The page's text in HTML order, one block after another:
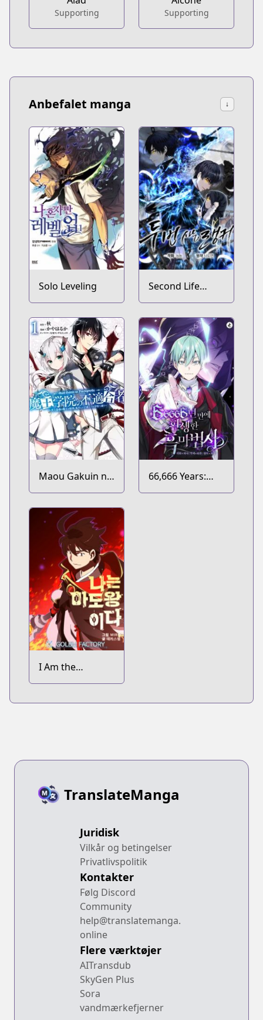
Supporting Supporting
Anbefalet manga ↓
Solo Leveling
Second Life
Ranker
Maou Gakuin no
Futekigousha:
Shijou Saikyou
no Maou no
Shiso, Tensei
shite Shison-
tachi no Gakkou
e Kayou
66,666 Years:
Advent of the
I Am the
Sorcerer King
TranslateManga
Juridisk
Vilkår og betingelser
Privatlivspolitik
Kontakter
Følg Discord
Community
help@translatemanga.
online
Flere værktøjer
AITransdub
SkyGen Plus
Sora
vandmærkefjerner